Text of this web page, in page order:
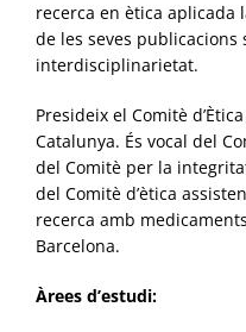
recerca en ètica aplicada
de les seves publicacions
interdisciplinarietat.
Presideix el Comitè
Catalunya. És vocal del
del Comitè per la
del Comitè d’ètica
recerca amb
Barcelona.
Àrees d’estudi: